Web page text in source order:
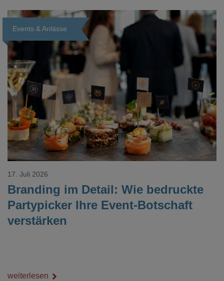
Events & Anlässe
Branding im Detail: Wie bedruckte
Partypicker Ihre Event-Botschaft
verstärken
17. Juli 2026
weiterlesen